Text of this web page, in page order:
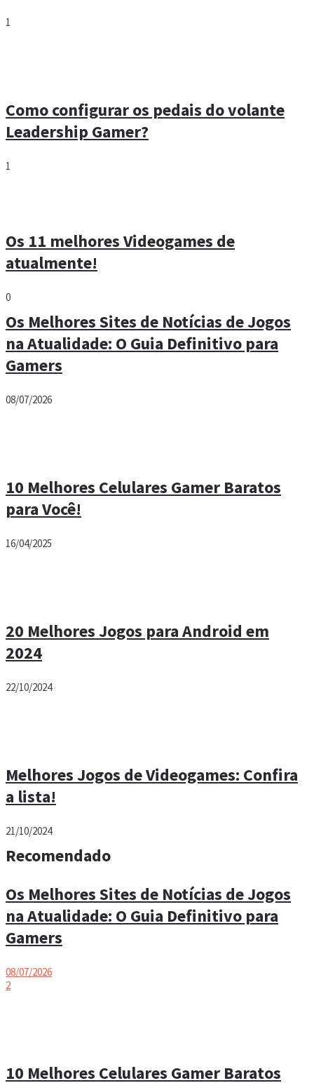
1
Como configurar os pedais do volante
Leadership Gamer?
1
Os 11 melhores Videogames de
atualmente!
0
Os Melhores Sites de Notícias de Jogos
na Atualidade: O Guia Definitivo para
Gamers
08/07/2026
10 Melhores Celulares Gamer Baratos
para Você!
16/04/2025
20 Melhores Jogos para Android em
2024
22/10/2024
Melhores Jogos de Videogames: Confira
a lista!
21/10/2024
Recomendado
Os Melhores Sites de Notícias de Jogos
na Atualidade: O Guia Definitivo para
Gamers
08/07/2026
2
10 Melhores Celulares Gamer Baratos